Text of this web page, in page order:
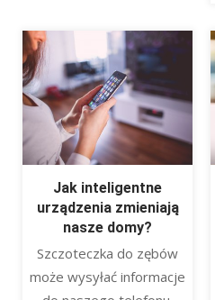
Jak inteligentne
urządzenia zmieniają
nasze domy?
Szczoteczka do zębów
może wysyłać informacje